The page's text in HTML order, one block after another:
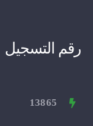
رقم التسجيل
13865